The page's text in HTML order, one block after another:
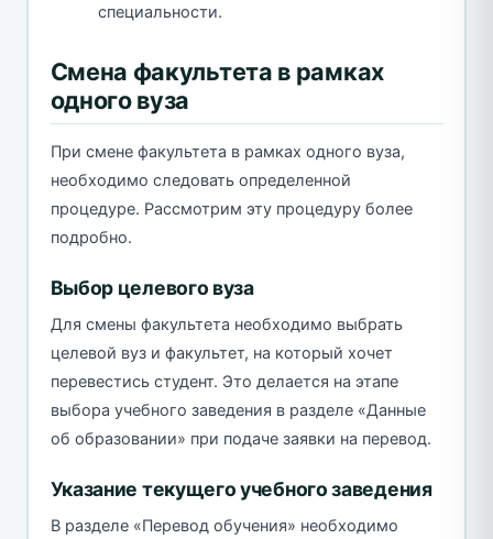
специальности.
Смена факультета в рамках
одного вуза
При смене факультета в рамках одного вуза,
необходимо следовать определенной
процедуре. Рассмотрим эту процедуру более
подробно.
Выбор целевого вуза
Для смены факультета необходимо выбрать
целевой вуз и факультет, на который хочет
перевестись студент. Это делается на этапе
выбора учебного заведения в разделе «Данные
об образовании» при подаче заявки на перевод.
Указание текущего учебного заведения
В разделе «Перевод обучения» необходимо